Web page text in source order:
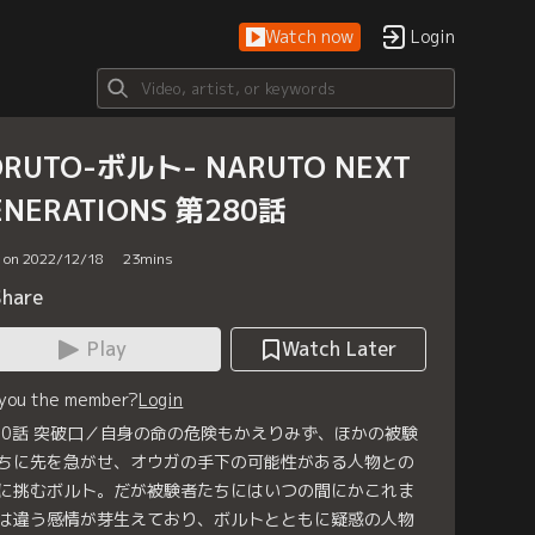
Watch now Login
ボルト- NARUTO NEXT
第280話
2022/12/18 23mins
Play
Watch Later
the member?Login
話 突破口／自身の命の危険もかえりみず、ほかの被験
に先を急がせ、オウガの手下の可能性がある人物との
挑むボルト。だが被験者たちにはいつの間にかこれま
違う感情が芽生えており、ボルトとともに疑惑の人物